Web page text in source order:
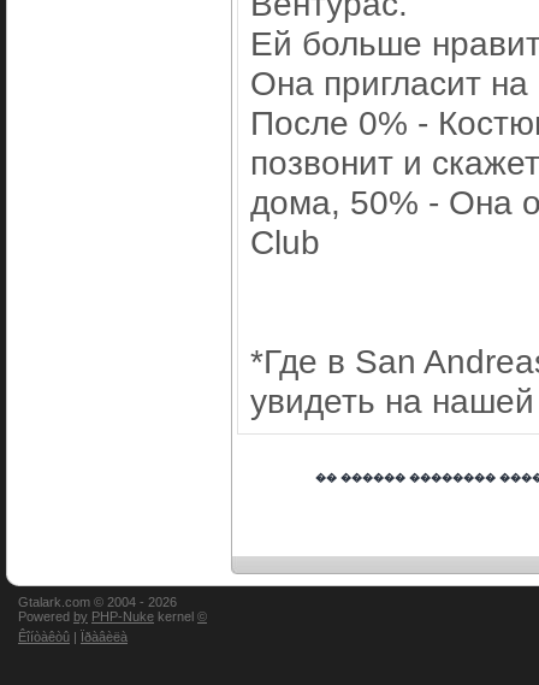
Ей больше
Она пригласит
После 0% -
позвонит и
дома, 50% - Она
Club
*Где в San
увидеть на
�� ������ ��������
Gtalark.com © 2004 - 2026
Powered by PHP-Nuke kernel ©
Êîíòàêòû | Ïðàâèëà